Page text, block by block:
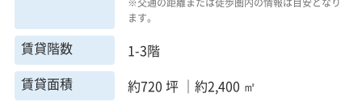
ます。
賃貸階数
1-3階
賃貸面積
約720 坪 ｜約2,400 ㎡